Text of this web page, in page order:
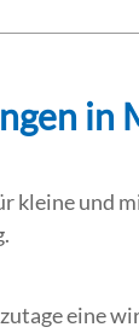
in
kleine und
eine